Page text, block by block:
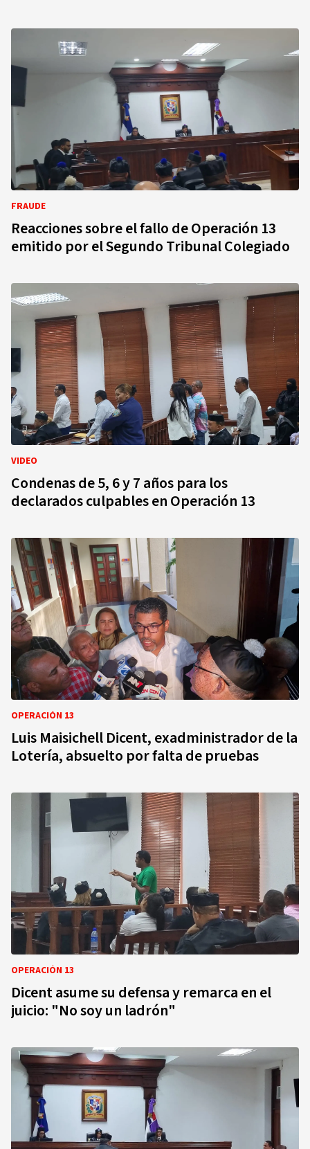
FRAUDE
Reacciones sobre el fallo de Operación 13
emitido por el Segundo Tribunal Colegiado
VIDEO
Condenas de 5, 6 y 7 años para los
declarados culpables en Operación 13
OPERACIÓN 13
Luis Maisichell Dicent, exadministrador de la
Lotería, absuelto por falta de pruebas
OPERACIÓN 13
Dicent asume su defensa y remarca en el
juicio: "No soy un ladrón"